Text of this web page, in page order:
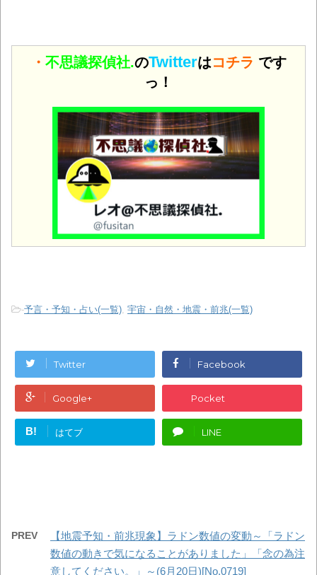
・ 不思議探偵社.のTwitterはコチラ です
っ！
-予言・予知・占い(一覧), 宇宙・自然・地震・前兆(一覧)
Twitter Facebook
Google+ Pocket
B! はてブ LINE
PREV
【地震予知・前兆現象】ラドン数値の変動～「ラドン
数値の動きで気になることがありました」「念の為注
意してください。」～(6月20日)[No.0719]